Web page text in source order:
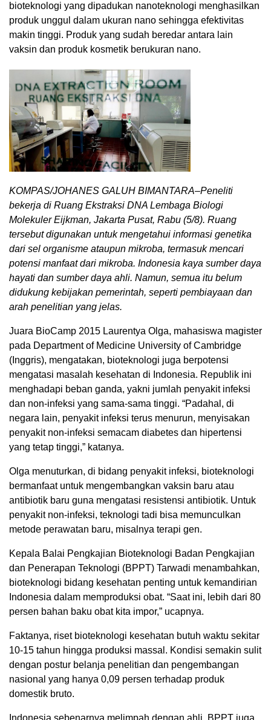
bioteknologi yang dipadukan nanoteknologi menghasilkan
produk unggul dalam ukuran nano sehingga efektivitas
makin tinggi. Produk yang sudah beredar antara lain
vaksin dan produk kosmetik berukuran nano.
KOMPAS/JOHANES GALUH BIMANTARA–Peneliti
bekerja di Ruang Ekstraksi DNA Lembaga Biologi
Molekuler Eijkman, Jakarta Pusat, Rabu (5/8). Ruang
tersebut digunakan untuk mengetahui informasi genetika
dari sel organisme ataupun mikroba, termasuk mencari
potensi manfaat dari mikroba. Indonesia kaya sumber daya
hayati dan sumber daya ahli. Namun, semua itu belum
didukung kebijakan pemerintah, seperti pembiayaan dan
arah penelitian yang jelas.
Juara BioCamp 2015 Laurentya Olga, mahasiswa magister
pada Department of Medicine University of Cambridge
(Inggris), mengatakan, bioteknologi juga berpotensi
mengatasi masalah kesehatan di Indonesia. Republik ini
menghadapi beban ganda, yakni jumlah penyakit infeksi
dan non-infeksi yang sama-sama tinggi. “Padahal, di
negara lain, penyakit infeksi terus menurun, menyisakan
penyakit non-infeksi semacam diabetes dan hipertensi
yang tetap tinggi,” katanya.
Olga menuturkan, di bidang penyakit infeksi, bioteknologi
bermanfaat untuk mengembangkan vaksin baru atau
antibiotik baru guna mengatasi resistensi antibiotik. Untuk
penyakit non-infeksi, teknologi tadi bisa memunculkan
metode perawatan baru, misalnya terapi gen.
Kepala Balai Pengkajian Bioteknologi Badan Pengkajian
dan Penerapan Teknologi (BPPT) Tarwadi menambahkan,
bioteknologi bidang kesehatan penting untuk kemandirian
Indonesia dalam memproduksi obat. “Saat ini, lebih dari 80
persen bahan baku obat kita impor,” ucapnya.
Faktanya, riset bioteknologi kesehatan butuh waktu sekitar
10-15 tahun hingga produksi massal. Kondisi semakin sulit
dengan postur belanja penelitian dan pengembangan
nasional yang hanya 0,09 persen terhadap produk
domestik bruto.